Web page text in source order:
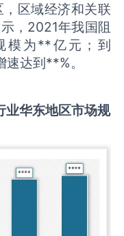
区域经济和关联
，2021年我国阻
模为**亿元；到
达到**%。
业华东地区市场规